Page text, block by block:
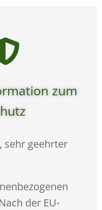
zum
sehr geehrter
der EU-